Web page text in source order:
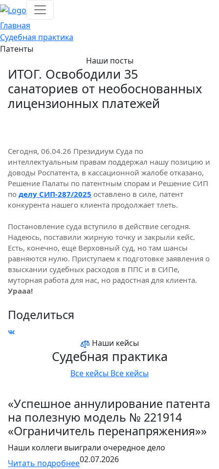
Главная
Судебная практика
Патенты
Наши посты
ИТОГ. Освободили 35
санаториев от необоснованных
лицензионных платежей
Сегодня, 06.04.26 Президиум Суда по
интеллектуальным правам поддержал нашу позицию и
доводы Роспатента, в кассационной жалобе отказано,
Решение Палаты по патентным спорам и Решение СИП
по делу СИП-287/2025 оставлено в силе, патент
конкурента нашего клиента продолжает тлеть.
Постановление суда вступило в действие сегодня.
Надеюсь, поставили жирную точку и закрыли кейс.
Есть, конечно, еще Верховный суд, но там шансы
равняются нулю. Приступаем к подготовке заявления о
взыскании судебных расходов в ППС и в СИПе,
муторная работа для нас, но радостная для клиента.
Урааа!
Поделиться
Наши кейсы
Судебная практика
Все кейсы Все кейсы
«Успешное аннулирование патента
на полезную модель № 221914
«Ограничитель перенапряжения»»
Наши коллеги выиграли очередное дело
Читать подробнее02.07.2026